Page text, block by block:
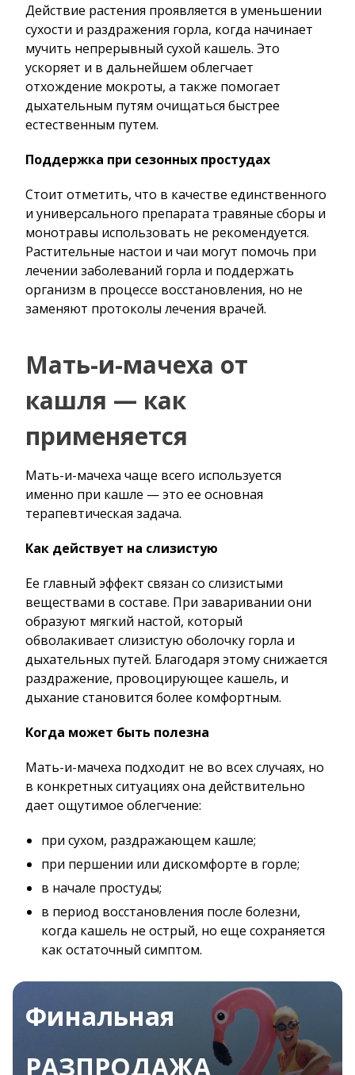
Действие растения проявляется в уменьшении
сухости и раздражения горла, когда начинает
мучить непрерывный сухой кашель. Это
ускоряет и в дальнейшем облегчает
отхождение мокроты, а также помогает
дыхательным путям очищаться быстрее
естественным путем.
Поддержка при сезонных простудах
Стоит отметить, что в качестве единственного
и универсального препарата травяные сборы и
монотравы использовать не рекомендуется.
Растительные настои и чаи могут помочь при
лечении заболеваний горла и поддержать
организм в процессе восстановления, но не
заменяют протоколы лечения врачей.
Мать-и-мачеха от
кашля — как
применяется
Мать-и-мачеха чаще всего используется
именно при кашле — это ее основная
терапевтическая задача.
Как действует на слизистую
Ее главный эффект связан со слизистыми
веществами в составе. При заваривании они
образуют мягкий настой, который
обволакивает слизистую оболочку горла и
дыхательных путей. Благодаря этому снижается
раздражение, провоцирующее кашель, и
дыхание становится более комфортным.
Когда может быть полезна
Мать-и-мачеха подходит не во всех случаях, но
в конкретных ситуациях она действительно
дает ощутимое облегчение:
при сухом, раздражающем кашле;
при першении или дискомфорте в горле;
в начале простуды;
в период восстановления после болезни,
когда кашель не острый, но еще сохраняется
как остаточный симптом.
Финальная
РАЗПРОДАЖА